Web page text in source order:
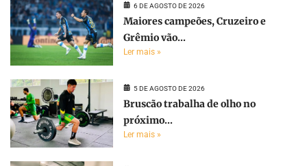
6 DE AGOSTO DE 2026
Maiores campeões, Cruzeiro e
Grêmio vão...
Ler mais »
5 DE AGOSTO DE 2026
Bruscão trabalha de olho no
próximo...
Ler mais »